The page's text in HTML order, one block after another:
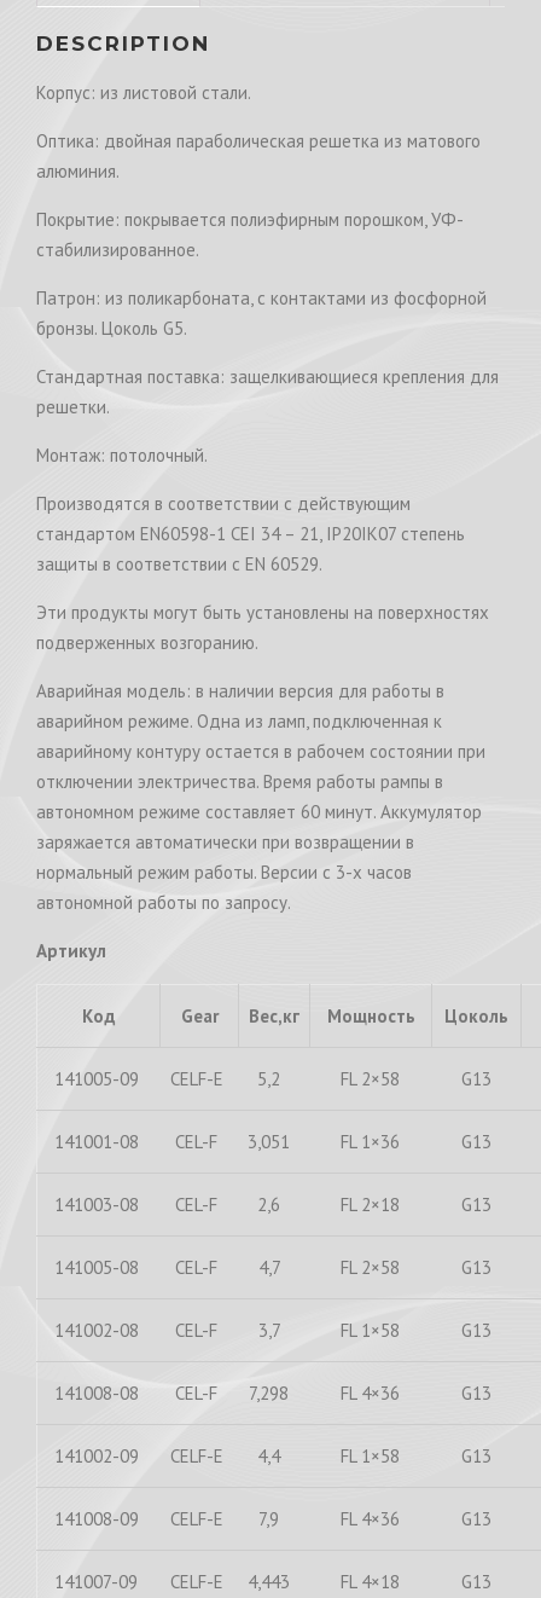
DESCRIPTION
Корпус: из листовой стали.
Оптика: двойная параболическая решетка из матового
алюминия.
Покрытие: покрывается полиэфирным порошком, УФ-
стабилизированное.
Патрон: из поликарбоната, с контактами из фосфорной
бронзы. Цоколь G5.
Стандартная поставка: защелкивающиеся крепления для
решетки.
Монтаж: потолочный.
Производятся в соответствии с действующим
стандартом EN60598-1 CEI 34 – 21, IP20IK07 степень
защиты в соответствии с EN 60529.
Эти продукты могут быть установлены на поверхностях
подверженных возгоранию.
Аварийная модель: в наличии версия для работы в
аварийном режиме. Одна из ламп, подключенная к
аварийному контуру остается в рабочем состоянии при
отключении электричества. Время работы рампы в
автономном режиме составляет 60 минут. Аккумулятор
заряжается автоматически при возвращении в
нормальный режим работы. Версии с 3-х часов
автономной работы по запросу.
Артикул
Код Gear Вес,кг Мощность Цоколь
141005-09 CELF-E 5,2 FL 2×58 G13
141001-08 CEL-F 3,051 FL 1×36 G13
141003-08 CEL-F 2,6 FL 2×18 G13
141005-08 CEL-F 4,7 FL 2×58 G13
141002-08 CEL-F 3,7 FL 1×58 G13
141008-08 CEL-F 7,298 FL 4×36 G13
141002-09 CELF-E 4,4 FL 1×58 G13
141008-09 CELF-E 7,9 FL 4×36 G13
141007-09 CELF-E 4,443 FL 4×18 G13